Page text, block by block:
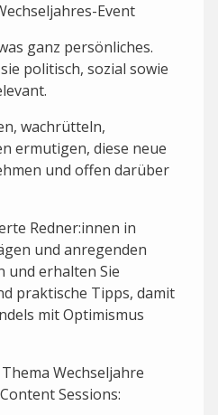
Event
ganz persönliches.
politisch, sozial sowie
wachrütteln,
ermutigen, diese neue
und offen darüber
Redner:innen in
und anregenden
und erhalten Sie
praktische Tipps, damit
mit Optimismus
Wechseljahre
Sessions: